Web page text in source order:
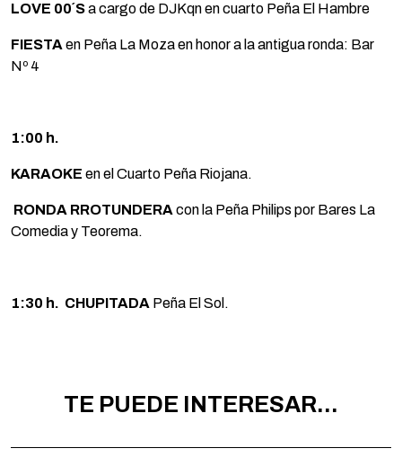
LOVE 00´Sa cargo de DJKqn en cuarto Peña El Hambre
FIESTA en Peña La Moza en honor a la antigua ronda: Bar
Nº 4
1:00 h.
KARAOKE en el Cuarto Peña Riojana.
RONDA RROTUNDERA con la Peña Philips por Bares La
Comedia y Teorema.
1:30 h. CHUPITADA Peña El Sol.
TE PUEDE INTERESAR...